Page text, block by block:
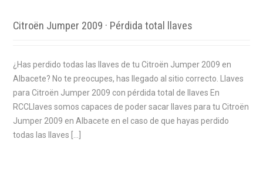
Citroën Jumper 2009 · Pérdida total llaves
¿Has perdido todas las llaves de tu Citroën Jumper 2009 en
Albacete? No te preocupes, has llegado al sitio correcto. Llaves
para Citroën Jumper 2009 con pérdida total de llaves En
RCCLlaves somos capaces de poder sacar llaves para tu Citroën
Jumper 2009 en Albacete en el caso de que hayas perdido
todas las llaves […]